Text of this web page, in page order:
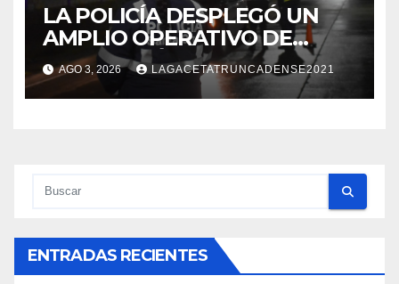
LA POLICÍA DESPLEGÓ UN
AMPLIO OPERATIVO DE
PREVENCIÓN Y CONTROLES
EN TODA LA CIUDAD
AGO 3, 2026 LAGACETATRUNCADENSE2021
ENTRADAS RECIENTES